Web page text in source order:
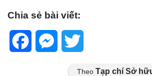
Chia sẻ bài viết:
FacebookMessenger
Theo Tạp chí Sở